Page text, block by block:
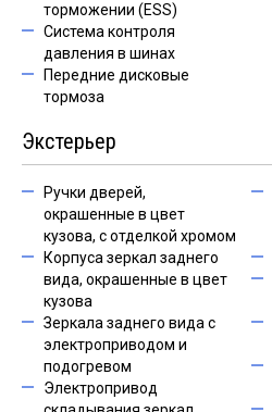
торможении (ESS)
Система контроля
давления в шинах
Передние дисковые
тормоза
Экстерьер
Ручки дверей,
окрашенные в цвет
кузова, с отделкой хромом
Корпуса зеркал заднего
вида, окрашенные в цвет
кузова
Зеркала заднего вида с
электроприводом и
подогревом
Электропривод